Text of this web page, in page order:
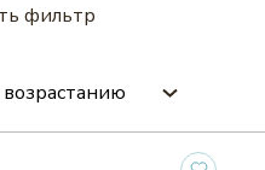
фильтр
возрастанию